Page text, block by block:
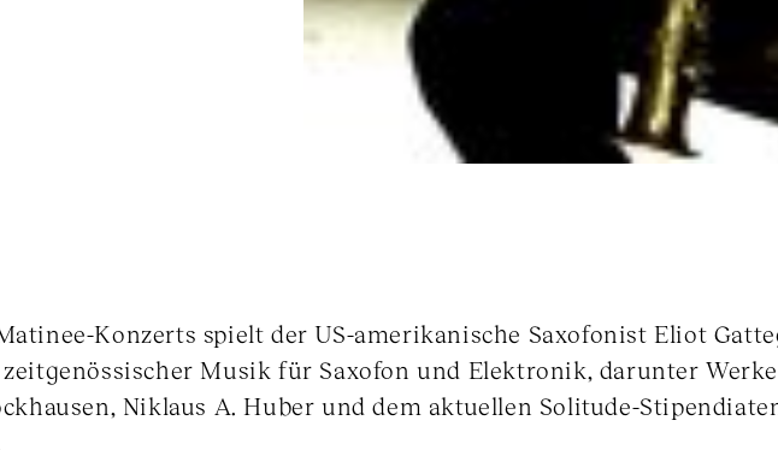
Konzerts spielt der US-amerikanische Saxofonist Eliot
Musik für Saxofon und Elektronik, darunter Werke
Niklaus A. Huber und dem aktuellen Solitude-